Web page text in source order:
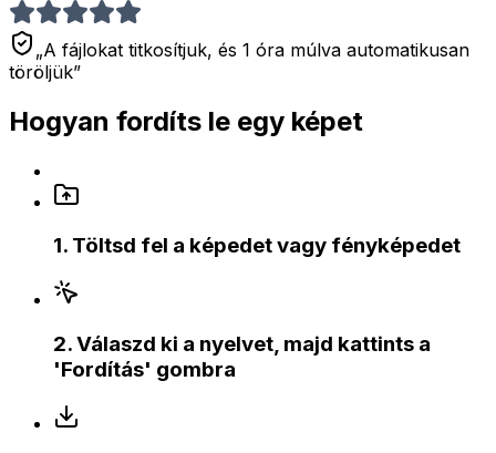
„A fájlokat titkosítjuk, és 1 óra múlva automatikusan
töröljük”
Hogyan fordíts le egy képet
1. Töltsd fel a képedet vagy fényképedet
2.Válaszd ki a nyelvet, majd kattints a
'Fordítás' gombra